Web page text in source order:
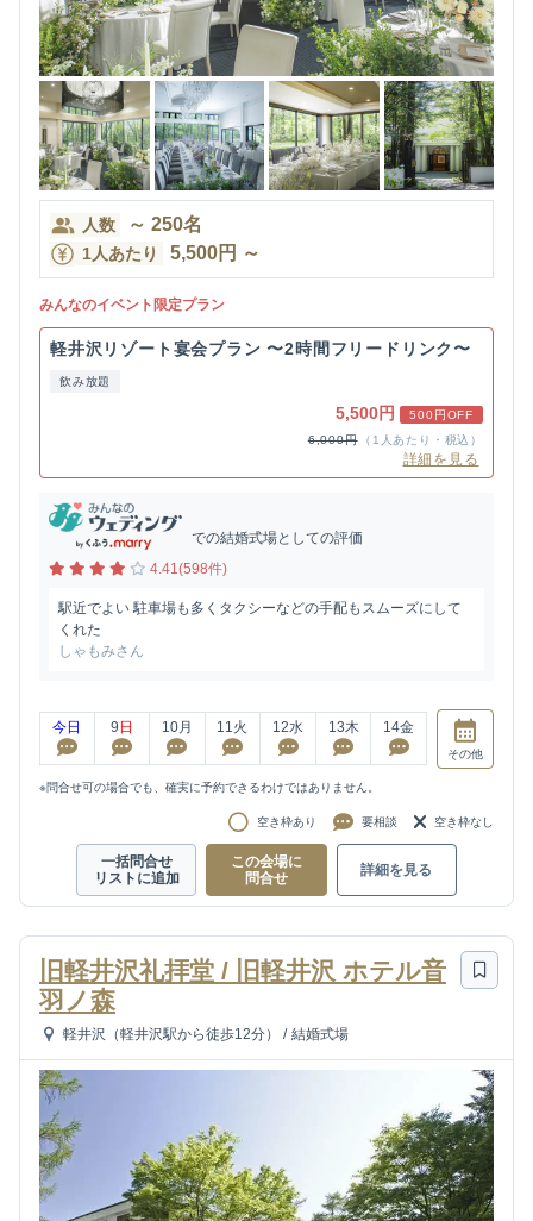
人数 ～ 250名
1人あたり 5,500円 ～
みんなのイベント限定プラン
軽井沢リゾート宴会プラン 〜2時間フリードリンク〜
飲み放題
5,500円
500円OFF
6,000円
（1人あたり・税込）
詳細を見る
での結婚式場としての評価
4.41(598件)
駅近でよい 駐車場も多くタクシーなどの手配もスムーズにして
くれた
しゃもみさん
今日 9 日 10月 11火 12水 13木 14金
その他
※問合せ可の場合でも、確実に予約できるわけではありません。
空き枠あり 要相談 空き枠なし
一括問合せ
リストに追加
この会場に
問合せ
詳細を見る
旧軽井沢礼拝堂 / 旧軽井沢 ホテル音
羽ノ森
軽井沢（軽井沢駅から徒歩12分） / 結婚式場